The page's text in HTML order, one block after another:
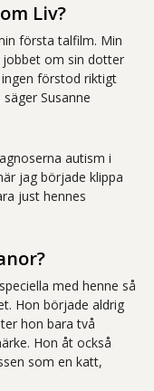
Liv?
första talfilm. Min
jobbet om sin dotter
förstod riktigt
Susanne
autism i
jag började klippa
just hennes
med henne så
Hon började aldrig
hon bara två
Hon åt också
som en katt,